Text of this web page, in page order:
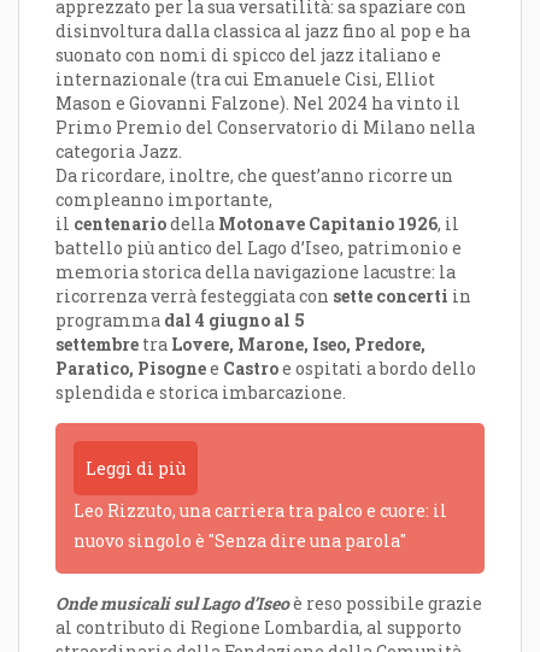
apprezzato per la sua versatilità: sa spaziare con
disinvoltura dalla classica al jazz fino al pop e ha
suonato con nomi di spicco del jazz italiano e
internazionale (tra cui Emanuele Cisi, Elliot
Mason e Giovanni Falzone). Nel 2024 ha vinto il
Primo Premio del Conservatorio di Milano nella
categoria Jazz.
Da ricordare, inoltre, che quest’anno ricorre un
compleanno importante,
il centenariodella Motonave Capitanio 1926, il
battello più antico del Lago d’Iseo, patrimonio e
memoria storica della navigazione lacustre: la
ricorrenza verrà festeggiata con sette concerti in
programma dal 4 giugno al 5
settembre tra Lovere, Marone, Iseo, Predore,
Paratico, Pisognee Castroe ospitati a bordo dello
splendida e storica imbarcazione.
Leggi di più
Leo Rizzuto, una carriera tra palco e cuore: il
nuovo singolo è "Senza dire una parola"
Onde musicali sul Lago d’Iseoè reso possibile grazie
al contributo di Regione Lombardia, al supporto